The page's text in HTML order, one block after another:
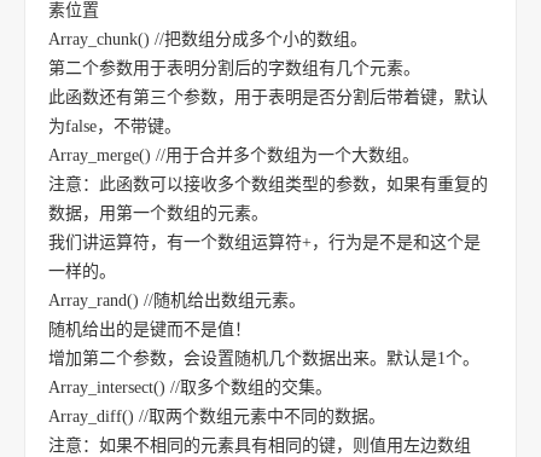
素位置
Array_chunk() //把数组分成多个小的数组。
第二个参数用于表明分割后的字数组有几个元素。
此函数还有第三个参数，用于表明是否分割后带着键，默认
为false，不带键。
Array_merge() //用于合并多个数组为一个大数组。
注意：此函数可以接收多个数组类型的参数，如果有重复的
数据，用第一个数组的元素。
我们讲运算符，有一个数组运算符+，行为是不是和这个是
一样的。
Array_rand() //随机给出数组元素。
随机给出的是键而不是值！
增加第二个参数，会设置随机几个数据出来。默认是1个。
Array_intersect() //取多个数组的交集。
Array_diff() //取两个数组元素中不同的数据。
注意：如果不相同的元素具有相同的键，则值用左边数组